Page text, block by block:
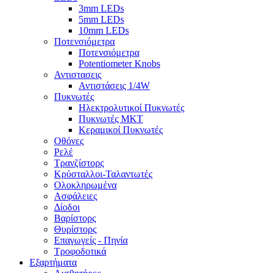
3mm LEDs
5mm LEDs
10mm LEDs
Ποτενσιόμετρα
Ποτενσιόμετρα
Potentiometer Knobs
Αντιστασεις
Αντιστάσεις 1/4W
Πυκνωτές
Ηλεκτρολυτικοί Πυκνωτές
Πυκνωτές MKT
Κεραμικοί Πυκνωτές
Οθόνες
Ρελέ
Τρανζίστορς
Κρύσταλλοι-Ταλαντωτές
Ολοκληρωμένα
Ασφάλειες
Δίοδοι
Βαρίστορς
Θυρίστορς
Επαγωγείς - Πηνία
Τροφοδοτικά
Εξαρτήματα